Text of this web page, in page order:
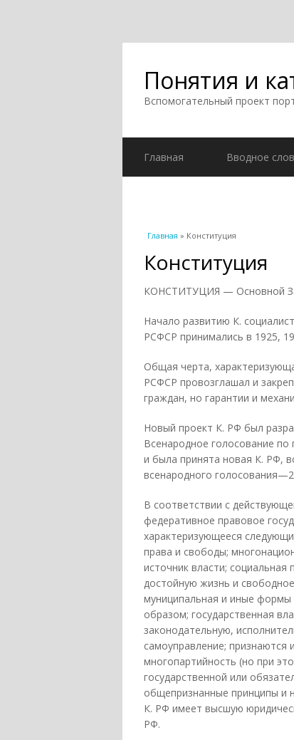
Понятия и
Вспомогательный проект
Главная Вводное
Вы здесь
Главная » Конституция
Конституция
КОНСТИТУЦИЯ — Основной
Начало развитию К.
РСФСР принимались в 1925,
Общая черта,
РСФСР провозглашал и
граждан, но гарантии и
Новый проект К. РФ был
Всенародное голосование по
и была принята новая К. РФ,
всенародного
В соответствии с
федеративное правовое
характеризующееся
права и свободы;
источник власти;
достойную жизнь и
муниципальная и иные
образом; государственная
законодательную,
самоуправление; признаются
многопартийность (но при
государственной или
общепризнанные принципы и
К. РФ имеет высшую
РФ.